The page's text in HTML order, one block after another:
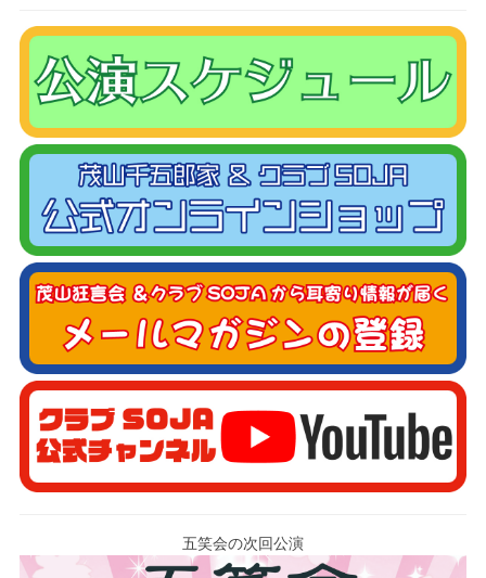
五笑会の次回公演